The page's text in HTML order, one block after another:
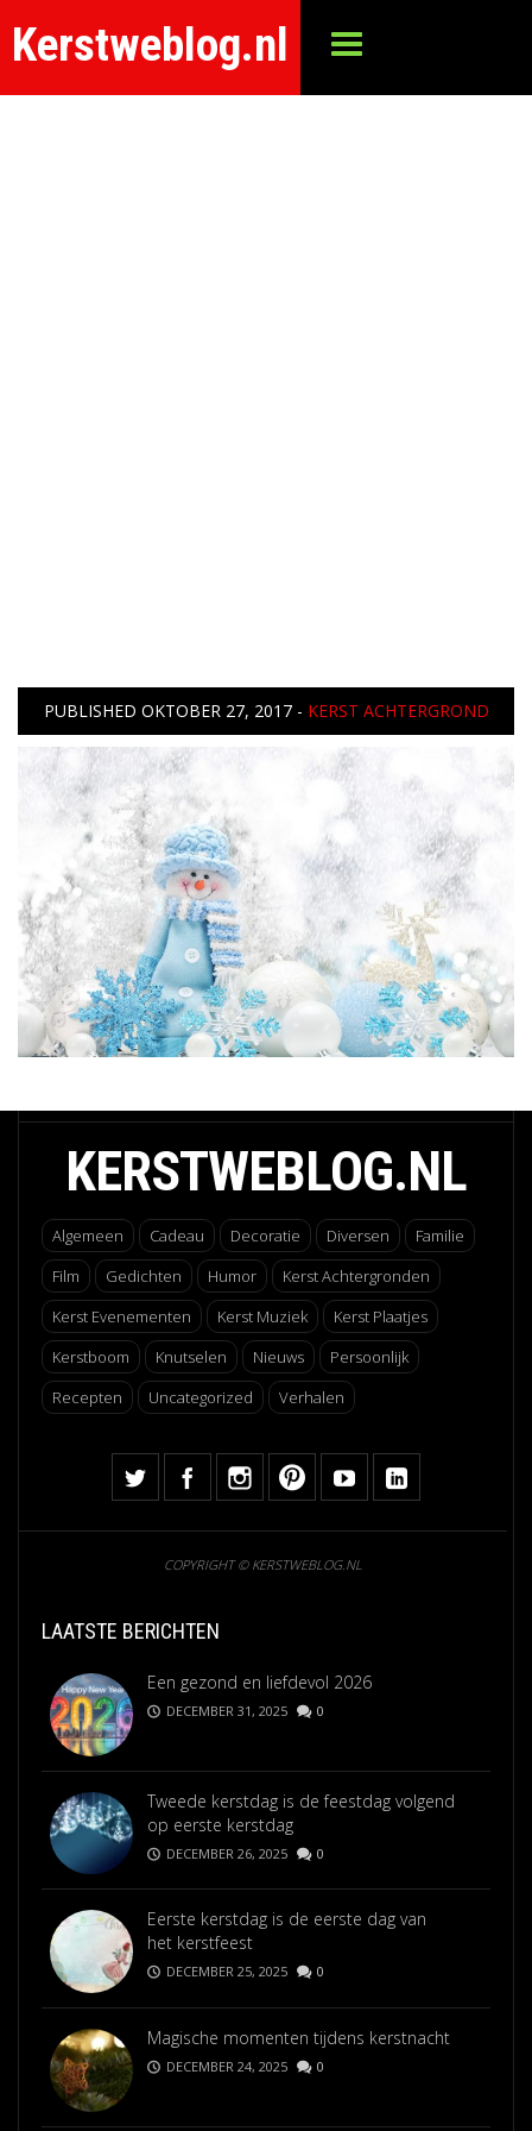
Kerstweblog.nl
PUBLISHED OKTOBER 27, 2017- KERST ACHTERGROND
KERSTWEBLOG.NL
Algemeen Cadeau Decoratie Diversen
Familie
Film
Gedichten Humor
Kerst Achtergronden
Kerst Evenementen
Kerst Muziek
Kerst Plaatjes
Kerstboom
Knutselen Nieuws
Persoonlijk
Recepten
Uncategorized Verhalen
COPYRIGHT © KERSTWEBLOG.NL
LAATSTE BERICHTEN
Een gezond en liefdevol 2026
DECEMBER 31, 2025 0
Tweede kerstdag is de feestdag volgend
op eerste kerstdag
DECEMBER 26, 2025 0
Eerste kerstdag is de eerste dag van
het kerstfeest
DECEMBER 25, 2025 0
Magische momenten tijdens kerstnacht
DECEMBER 24, 2025 0